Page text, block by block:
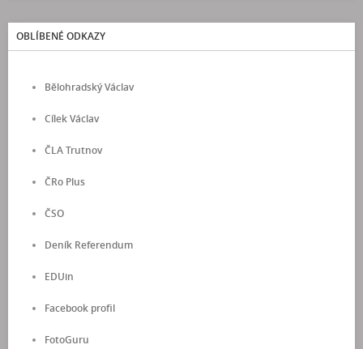
OBLÍBENÉ ODKAZY
Bělohradský Václav
Cílek Václav
ČLA Trutnov
ČRo Plus
ČSO
Deník Referendum
EDUin
Facebook profil
FotoGuru